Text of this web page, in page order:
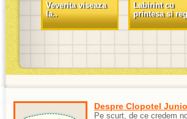
Veverita viseaza
la..
Labirint cu
printesa si
Despre Clopotel
Pe scurt, de ce credem